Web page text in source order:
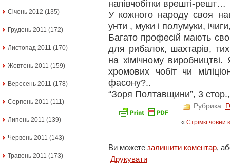
Січень 2012 (135)
Грудень 2011 (172)
Листопад 2011 (170)
Жовтень 2011 (159)
Вересень 2011 (178)
Серпень 2011 (111)
Липень 2011 (139)
Червень 2011 (143)
Травень 2011 (173)
напівчобітки врешті-решт…
У кожного народу своя
унти , муки і полумуки,
Багато професій мають
для рибалок, шахтарів,
на хімічному
хромових чобіт чи
фасону?..
“Зоря Полтавщини”, 3
Рубрика:
« Стрімкі човни
Ви можете залишити коментар,
Друкувати